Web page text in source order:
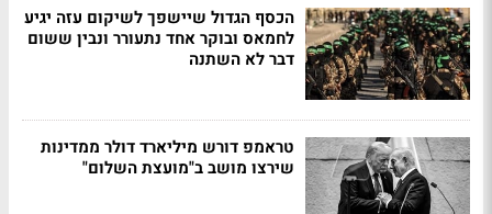
הכסף הגדול שיישפך לשיקום עזה יגיע
לחמאס ובוקר אחד נתעורר ונבין ששום
דבר לא השתנה
טראמפ דורש מיליארד דולר ממדינות
שירצו מושב ב"מועצת השלום"